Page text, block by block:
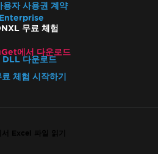
용자 사용권 계약
Enterprise
무료 체험
에서 다운로드
DLL 다운로드
료 체험 시작하기
Excel 파일 읽기